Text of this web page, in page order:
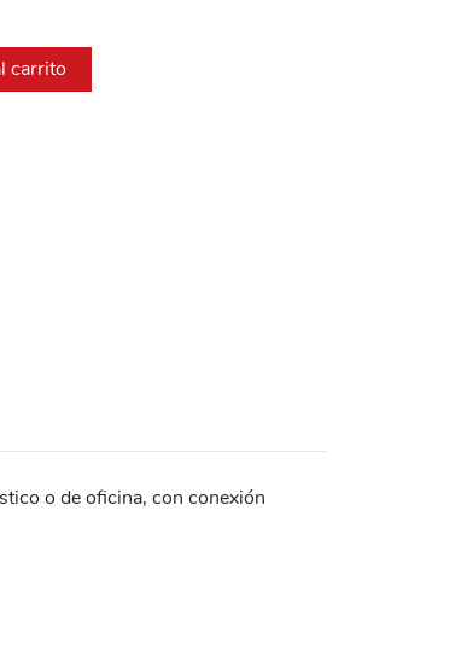
carrito
o de oficina, con conexión